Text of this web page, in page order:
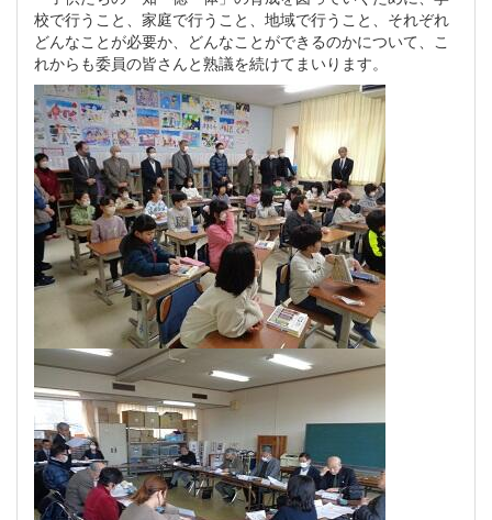
校で行うこと、家庭で行うこと、地域で行うこと、それぞれ
どんなことが必要か、どんなことができるのかについて、こ
れからも委員の皆さんと熟議を続けてまいります。